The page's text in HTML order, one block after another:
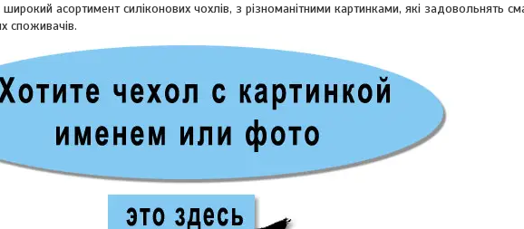
асортимент силіконових чохлів, з різноманітними картинками, які задовольнять
споживачів.